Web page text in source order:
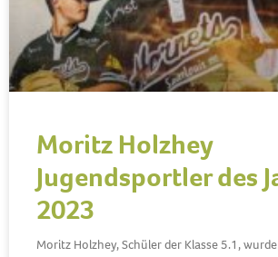
Moritz Holzhey
Jugendsportler des
2023
Moritz Holzhey, Schüler der Klasse 5.1,